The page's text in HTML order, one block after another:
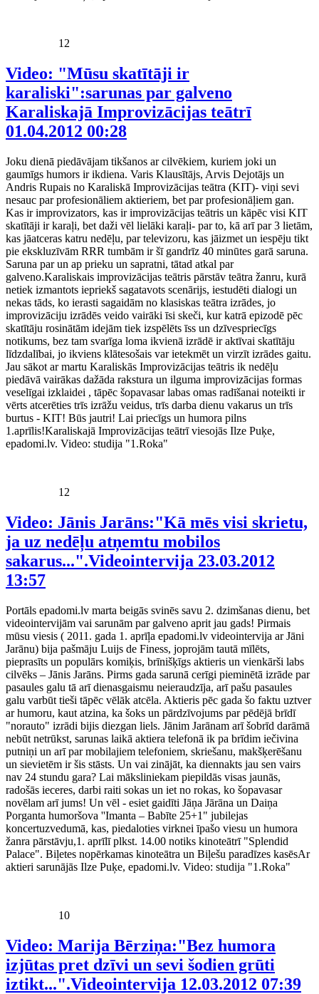
12
Video: "Mūsu skatītāji ir
karaliski":sarunas par galveno
Karaliskajā Improvizācijas teātrī
01.04.2012 00:28
Joku dienā piedāvājam tikšanos ar cilvēkiem, kuriem joki un
gaumīgs humors ir ikdiena. Varis Klausītājs, Arvis Dejotājs un
Andris Rupais no Karaliskā Improvizācijas teātra (KIT)- viņi sevi
nesauc par profesionāliem aktieriem, bet par profesionāļiem gan.
Kas ir improvizators, kas ir improvizācijas teātris un kāpēc visi KIT
skatītāji ir karaļi, bet daži vēl lielāki karaļi- par to, kā arī par 3 lietām,
kas jāatceras katru nedēļu, par televizoru, kas jāizmet un iespēju tikt
pie ekskluzīvām RRR tumbām ir šī gandrīz 40 minūtes garā saruna.
Saruna par un ap prieku un sapratni, tātad atkal par
galveno.Karaliskais improvizācijas teātris pārstāv teātra žanru, kurā
netiek izmantots iepriekš sagatavots scenārijs, iestudēti dialogi un
nekas tāds, ko ierasti sagaidām no klasiskas teātra izrādes, jo
improvizāciju izrādēs veido vairāki īsi skeči, kur katrā epizodē pēc
skatītāju rosinātām idejām tiek izspēlēts īss un dzīvespriecīgs
notikums, bez tam svarīga loma ikvienā izrādē ir aktīvai skatītāju
līdzdalībai, jo ikviens klātesošais var ietekmēt un virzīt izrādes gaitu.
Jau sākot ar martu Karaliskās Improvizācijas teātris ik nedēļu
piedāvā vairākas dažāda rakstura un ilguma improvizācijas formas
veselīgai izklaidei , tāpēc šopavasar labas omas radīšanai noteikti ir
vērts atcerēties trīs izrāžu veidus, trīs darba dienu vakarus un trīs
burtus - KIT! Būs jautri! Lai priecīgs un humora pilns
1.aprīlis!Karaliskajā Improvizācijas teātrī viesojās Ilze Puķe,
epadomi.lv. Video: studija "1.Roka"
12
Video: Jānis Jarāns:"Kā mēs visi skrietu,
ja uz nedēļu atņemtu mobilos
sakarus...".Videointervija 23.03.2012
13:57
Portāls epadomi.lv marta beigās svinēs savu 2. dzimšanas dienu, bet
videointervijām vai sarunām par galveno aprit jau gads! Pirmais
mūsu viesis ( 2011. gada 1. aprīļa epadomi.lv videointervija ar Jāni
Jarānu) bija pašmāju Luijs de Finess, joprojām tautā mīlēts,
pieprasīts un populārs komiķis, brīnišķīgs aktieris un vienkārši labs
cilvēks – Jānis Jarāns. Pirms gada sarunā cerīgi pieminētā izrāde par
pasaules galu tā arī dienasgaismu neieraudzīja, arī pašu pasaules
galu varbūt tieši tāpēc vēlāk atcēla. Aktieris pēc gada šo faktu uztver
ar humoru, kaut atzina, ka šoks un pārdzīvojums par pēdējā brīdī
"norauto" izrādi bijis diezgan liels. Jānim Jarānam arī šobrīd darāmā
nebūt netrūkst, sarunas laikā aktiera telefonā ik pa brīdim iečivina
putniņi un arī par mobilajiem telefoniem, skriešanu, makšķerēšanu
un sievietēm ir šis stāsts. Un vai zinājāt, ka diennakts jau sen vairs
nav 24 stundu gara? Lai māksliniekam piepildās visas jaunās,
radošās ieceres, darbi raiti sokas un iet no rokas, ko šopavasar
novēlam arī jums! Un vēl - esiet gaidīti Jāņa Jārāna un Daiņa
Porganta humoršova ''Imanta – Babīte 25+1" jubilejas
koncertuzvedumā, kas, piedaloties virknei īpašo viesu un humora
žanra pārstāvju,1. aprīlī plkst. 14.00 notiks kinoteātrī "Splendid
Palace". Biļetes nopērkamas kinoteātra un Biļešu paradīzes kasēsAr
aktieri sarunājās Ilze Puķe, epadomi.lv. Video: studija "1.Roka"
10
Video: Marija Bērziņa:"Bez humora
izjūtas pret dzīvi un sevi šodien grūti
iztikt...".Videointervija 12.03.2012 07:39